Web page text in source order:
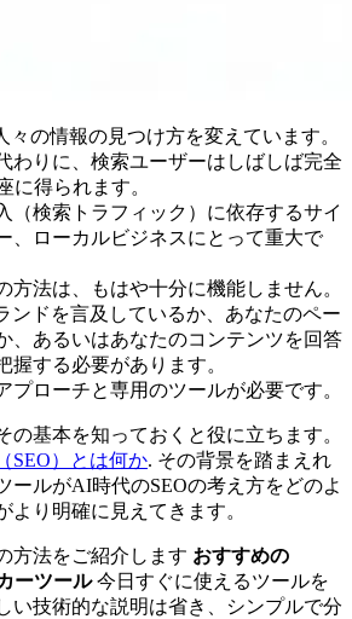
々の情報の見つけ方を変えています。
わりに、検索ユーザーはしばしば完全
に得られます。
（検索トラフィック）に依存するサイ
、ローカルビジネスにとって重大で
方法は、もはや十分に機能しません。
ンドを言及しているか、あなたのペー
、あるいはあなたのコンテンツを回答
握する必要があります。
プローチと専用のツールが必要です。
の基本を知っておくと役に立ちます。
SEO）とは何か. その背景を踏まえれ
ールがAI時代のSEOの考え方をどのよ
より明確に見えてきます。
方法をご紹介します おすすめの
ーツール今日すぐに使えるツールを
い技術的な説明は省き、シンプルで分